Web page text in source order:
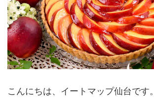
こんにちは、イートマップ仙台です。